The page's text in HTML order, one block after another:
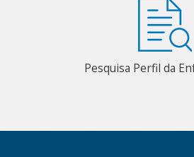
Pesquisa Perfil da